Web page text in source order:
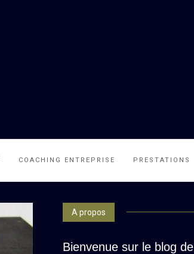
COACHING ENTREPRISE PRESTATIONS
A propos
Bienvenue sur le blog de